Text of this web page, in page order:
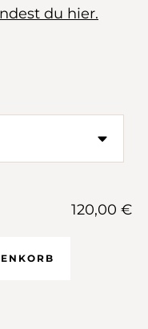
du hier.
120,00 €